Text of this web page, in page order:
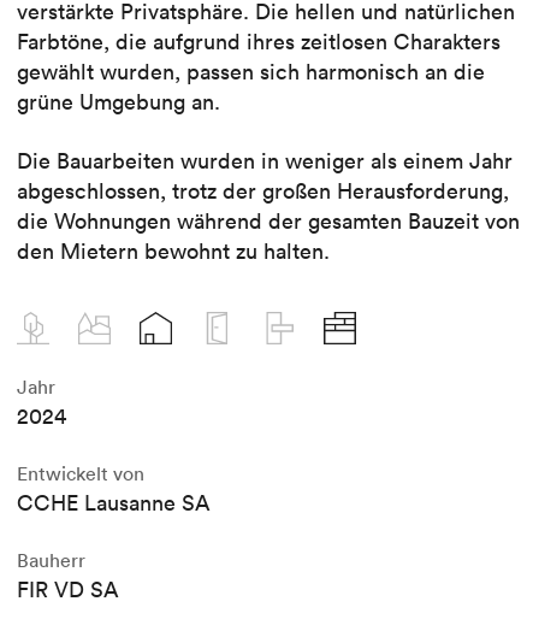
verstärkte Privatsphäre. Die hellen und natürlichen
Farbtöne, die aufgrund ihres zeitlosen Charakters
gewählt wurden, passen sich harmonisch an die
grüne Umgebung an.
Die Bauarbeiten wurden in weniger als einem Jahr
abgeschlossen, trotz der großen Herausforderung,
die Wohnungen während der gesamten Bauzeit von
den Mietern bewohnt zu halten.
Jahr
2024
Entwickelt von
CCHE Lausanne SA
Bauherr
FIR VD SA